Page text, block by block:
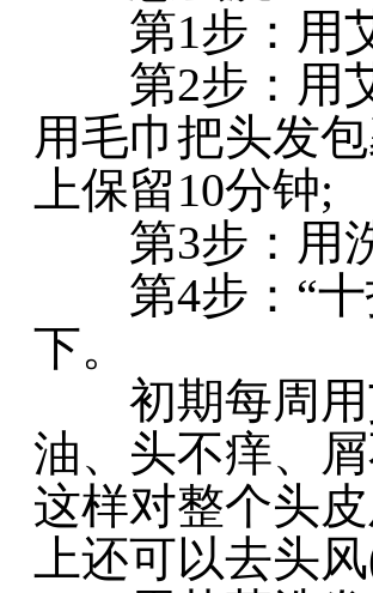
第1步：用艾
第2步：用艾
用毛巾把头发
上保留10分钟;
第3步：用洗
第4步：“十
下。
初期每周用
油、头不痒、
这样对整个头
上还可以去头